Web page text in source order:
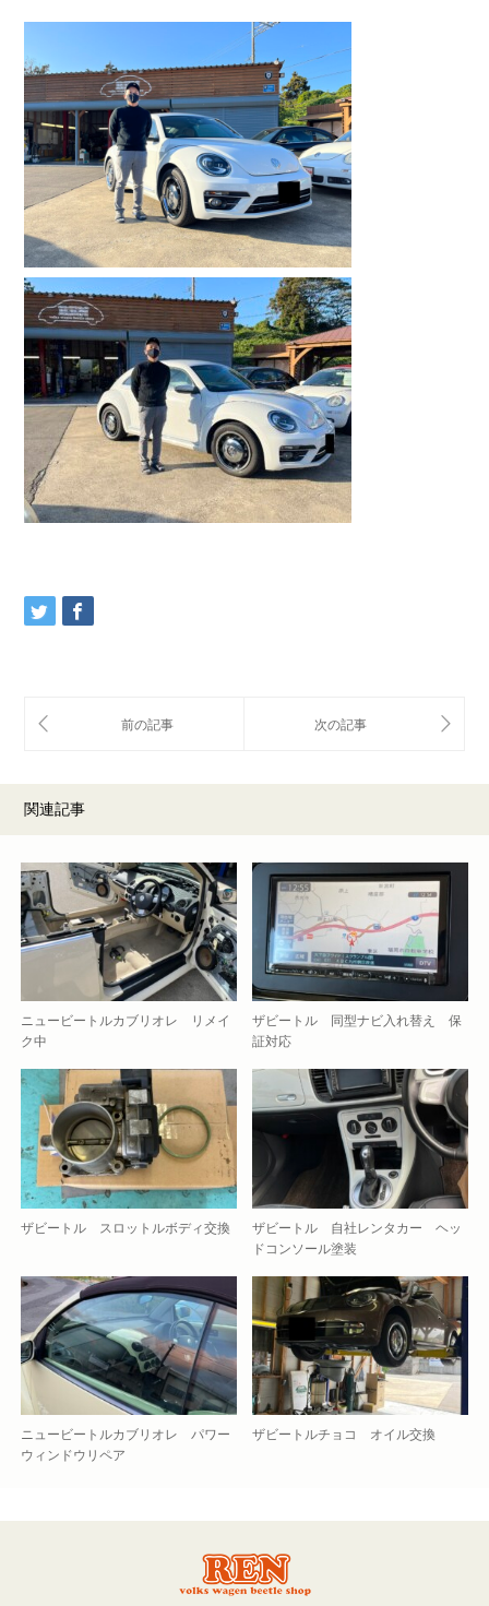
関連記事
ニュービートルカブリオレ リメイ
ク中
ザビートル 同型ナビ入れ替え 保
証対応
ザビートル スロットルボディ交換
ザビートル 自社レンタカー ヘッ
ドコンソール塗装
ニュービートルカブリオレ パワー
ウィンドウリペア
ザビートルチョコ オイル交換